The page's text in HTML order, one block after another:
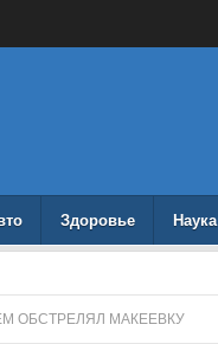
Здоровье Наука
ОБСТРЕЛЯЛ МАКЕЕВКУ